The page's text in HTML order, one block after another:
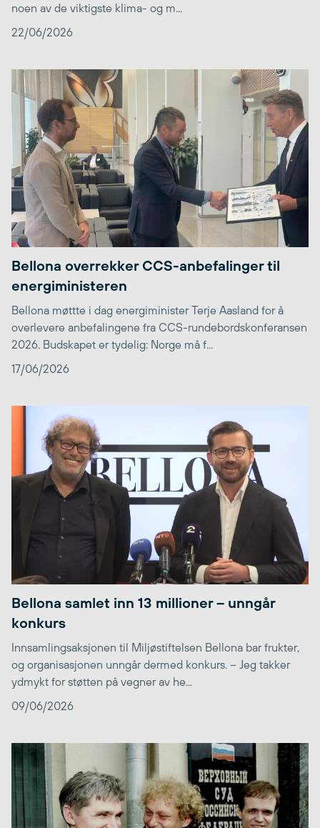
noen av de viktigste klima- og m...
22/06/2026
Bellona overrekker CCS-anbefalinger til
energiministeren
Bellona møttte i dag energiminister Terje Aasland for å
overlevere anbefalingene fra CCS-rundebordskonferansen
2026. Budskapet er tydelig: Norge må f...
17/06/2026
Bellona samlet inn 13 millioner – unngår
konkurs
Innsamlingsaksjonen til Miljøstiftelsen Bellona bar frukter,
og organisasjonen unngår dermed konkurs. – Jeg takker
ydmykt for støtten på vegner av he...
09/06/2026